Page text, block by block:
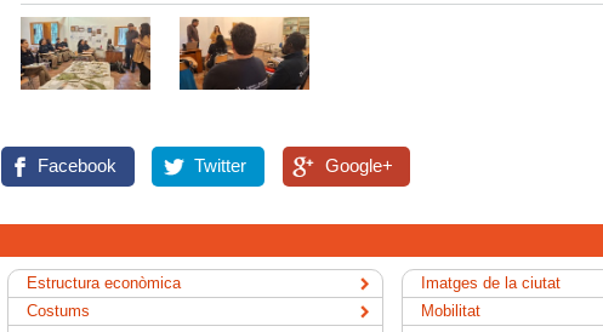
Facebook Twitter Google+
Estructura econòmica
Costums
Imatges de la ciutat
Mobilitat